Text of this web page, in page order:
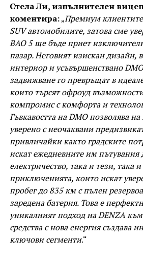
Стела Ли, изпълнителен
коментира:„Премиум клиентите
SUV автомобилите, затова сме
BAO 5 ще бъде приет
пазар. Неговият изискан дизайн,
интериор и усъвършенствано
задвижване го превръщат в
които търсят офроуд
компромис с комфорта и
Гъвкавостта на DMO позволява на
уверено с неочаквани
привличайки както градските
искат ежедневните им пътувания
електричество, така и тези, така
приключенията, които искат
пробег до 835 км с пълен
заредена батерия. Това е
уникалният подход на DENZA
средства с нова енергия създава
ключови сегменти.“